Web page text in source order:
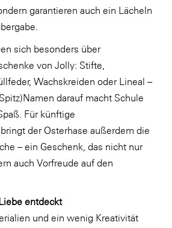
Medien Österreich
Salzburg
Fahrzeughandel und
garantieren auch ein Lächeln
sich besonders über
von Jolly: Stifte,
Wachskreiden oder Lineal –
darauf macht Schule
Für künftige
der Osterhase außerdem die
– ein Geschenk, das nicht nur
auch Vorfreude auf den
entdeckt
und ein wenig Kreativität